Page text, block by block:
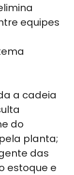
equipes
a cadeia
do
planta;
das
estoque e